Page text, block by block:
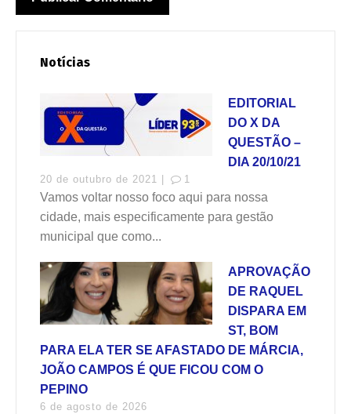
Notícias
EDITORIAL
DO X DA
QUESTÃO –
DIA 20/10/21
20 de outubro de 2021 | 1
Vamos voltar nosso foco aqui para nossa
cidade, mais especificamente para gestão
municipal que como...
APROVAÇÃO
DE RAQUEL
DISPARA EM
ST, BOM
PARA ELA TER SE AFASTADO DE MÁRCIA,
JOÃO CAMPOS É QUE FICOU COM O
PEPINO
6 de agosto de 2026